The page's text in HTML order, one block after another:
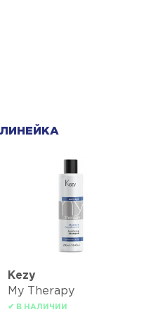
Kezy
My Therapy
✔ В НАЛИЧИИ